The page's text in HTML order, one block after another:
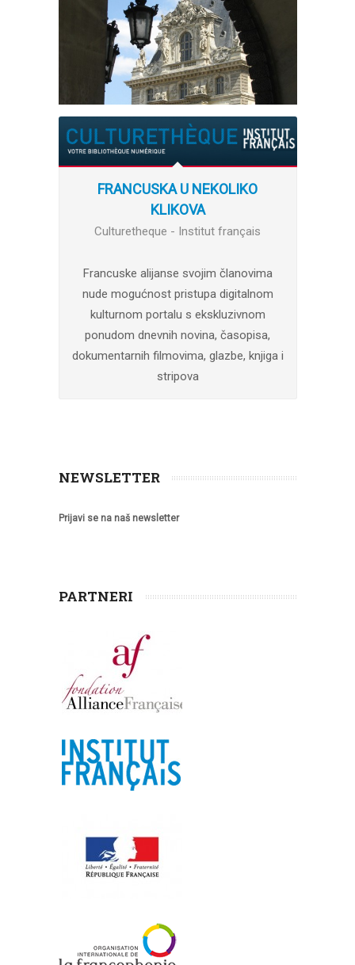
FRANCUSKA U NEKOLIKO
KLIKOVA
Culturetheque - Institut français
Francuske alijanse svojim članovima
nude mogućnost pristupa digitalnom
kulturnom portalu s ekskluzivnom
ponudom dnevnih novina, časopisa,
dokumentarnih filmovima, glazbe, knjiga i
stripova
NEWSLETTER
Prijavi se na naš newsletter
PARTNERI